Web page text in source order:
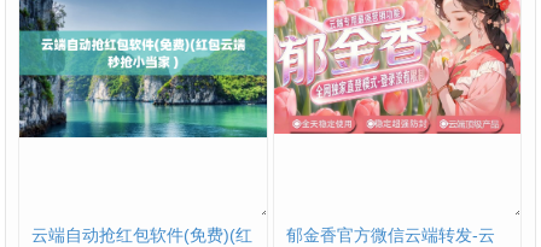
云端自动抢红包软件(免费)(红
郁金香官方微信云端转发-云